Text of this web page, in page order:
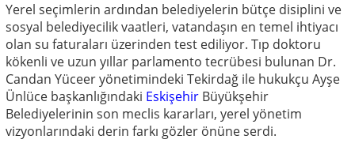
Yerel seçimlerin ardından belediyelerin bütçe disiplini ve
sosyal belediyecilik vaatleri, vatandaşın en temel ihtiyacı
olan su faturaları üzerinden test ediliyor. Tıp doktoru
kökenli ve uzun yıllar parlamento tecrübesi bulunan Dr.
Candan Yüceer yönetimindeki Tekirdağ ile hukukçu Ayşe
Ünlüce başkanlığındaki Eskişehir Büyükşehir
Belediyelerinin son meclis kararları, yerel yönetim
vizyonlarındaki derin farkı gözler önüne serdi.